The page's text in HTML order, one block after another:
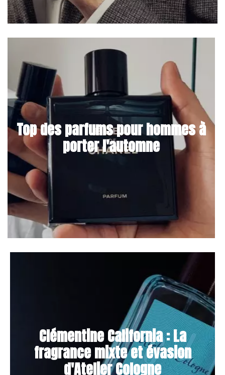
Top des parfums pour hommes à
porter l'automne
Clémentine California : La
fragrance mixte et évasion
d'Atelier Cologne